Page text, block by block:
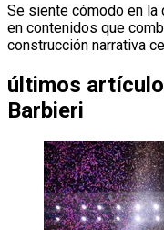
Se siente cómodo en
en contenidos que
construcción narrativa
últimos
Barbieri